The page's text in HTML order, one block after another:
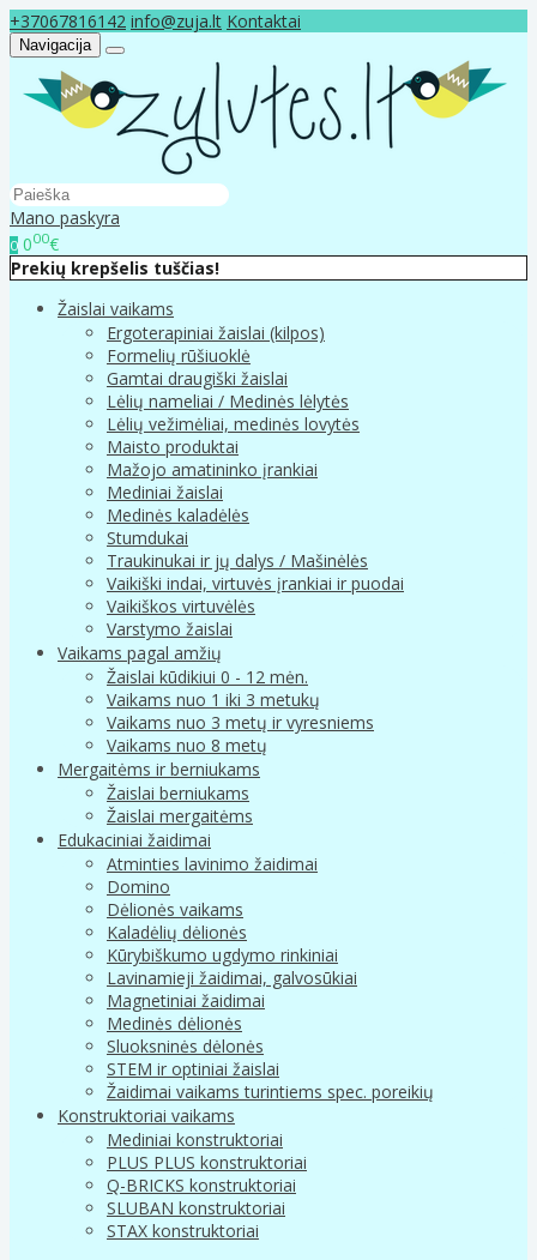
+37067816142 info@zuja.lt Kontaktai
Navigacija
Mano paskyra
0 000€
Prekių krepšelis tuščias!
Žaislai vaikams
Ergoterapiniai žaislai (kilpos)
Formelių rūšiuoklė
Gamtai draugiški žaislai
Lėlių nameliai / Medinės lėlytės
Lėlių vežimėliai, medinės lovytės
Maisto produktai
Mažojo amatininko įrankiai
Mediniai žaislai
Medinės kaladėlės
Stumdukai
Traukinukai ir jų dalys / Mašinėlės
Vaikiški indai, virtuvės įrankiai ir puodai
Vaikiškos virtuvėlės
Varstymo žaislai
Vaikams pagal amžių
Žaislai kūdikiui 0 - 12 mėn.
Vaikams nuo 1 iki 3 metukų
Vaikams nuo 3 metų ir vyresniems
Vaikams nuo 8 metų
Mergaitėms ir berniukams
Žaislai berniukams
Žaislai mergaitėms
Edukaciniai žaidimai
Atminties lavinimo žaidimai
Domino
Dėlionės vaikams
Kaladėlių dėlionės
Kūrybiškumo ugdymo rinkiniai
Lavinamieji žaidimai, galvosūkiai
Magnetiniai žaidimai
Medinės dėlionės
Sluoksninės dėlonės
STEM ir optiniai žaislai
Žaidimai vaikams turintiems spec. poreikių
Konstruktoriai vaikams
Mediniai konstruktoriai
PLUS PLUS konstruktoriai
Q-BRICKS konstruktoriai
SLUBAN konstruktoriai
STAX konstruktoriai